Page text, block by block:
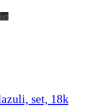
set, 18k